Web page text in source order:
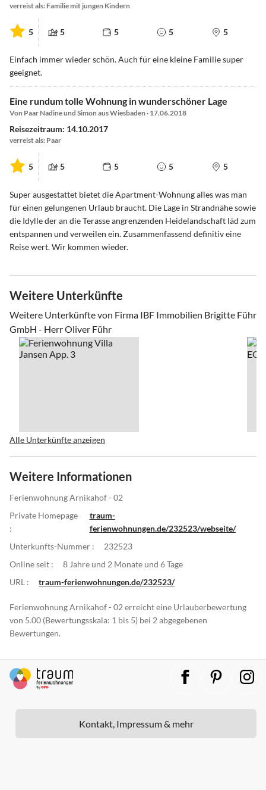
verreist als: Familie mit jungen Kindern
5 5 5 5 5
Einfach immer wieder schön. Auch für eine kleine Familie super
geeignet.
Eine rundum tolle Wohnung in wunderschöner Lage
Von Paar Nadine und Simon aus Wiesbaden · 17.06.2018
Reisezeitraum: 14.10.2017
verreist als: Paar
5 5 5 5 5
Super ausgestattet bietet die Apartment-Wohnung alles was man
für einen gelungenen Urlaub braucht. Die Lage in Strandnähe sowie
die Idylle der an die Terasse angrenzenden Heidelandschaft läd zum
entspannen und verweilen ein. Zusammenfassend definitiv eine
Reise wert. Wir kommen wieder.
Weitere Unterkünfte
Weitere Unterkünfte von Firma IBF Immobilien Brigitte Führ
GmbH - Herr Oliver Führ
Alle Unterkünfte anzeigen
Weitere Informationen
Ferienwohnung Arnikahof - 02
Private Homepage
:
traum-
ferienwohnungen.de/232523/webseite/
Unterkunfts-Nummer :
232523
Online seit :
8 Jahre und 2 Monate und 6 Tage
URL :
traum-ferienwohnungen.de/232523/
Ferienwohnung Arnikahof - 02 erreicht eine Urlauberbewertung
von 5.00 (Bewertungsskala: 1 bis 5) bei 2 abgegebenen
Bewertungen.
Kontakt, Impressum & mehr